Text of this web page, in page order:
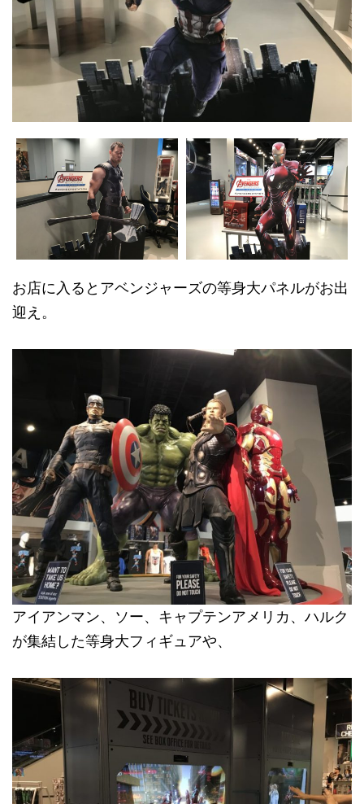
お店に入るとアベンジャーズの等身大パネルがお出
迎え。
アイアンマン、ソー、キャプテンアメリカ、ハルク
が集結した等身大フィギュアや、